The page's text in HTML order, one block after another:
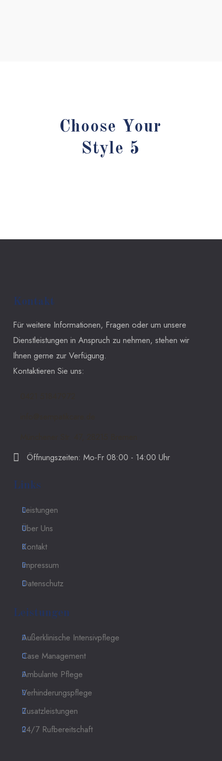
Choose Your
Style 5
Kontakt
Für weitere Informationen, Fragen oder um unsere
Dienstleistungen in Anspruch zu nehmen, stehen wir
Ihnen gerne zur Verfügung.
Kontaktieren Sie uns:
Öffnungszeiten: Mo-Fr 08:00 - 14:00 Uhr
Links
Leistungen
Über Uns
Kontakt
Impressum
Datenschutz
Leistungen
Außerklinische Intensivpflege
Case Management
Ambulante Pflege
Verhinderungspflege
Zusatzleistungen
24/7 Rufbereitschaft